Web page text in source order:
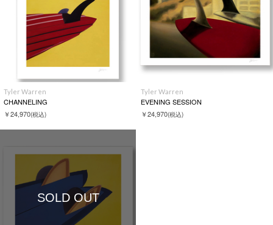
Tyler Warren
CHANNELING
￥24,970(税込)
Tyler Warren
EVENING SESSION
￥24,970(税込)
SOLD OUT